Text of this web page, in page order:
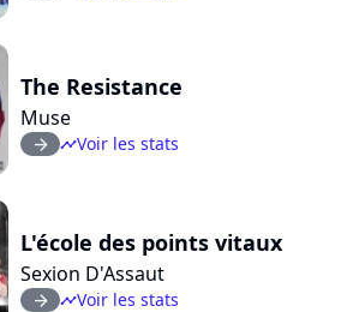
The Resistance
Muse
arrow_right timelineVoir les stats
L'école des points vitaux
Sexion D'Assaut
arrow_right timelineVoir les stats